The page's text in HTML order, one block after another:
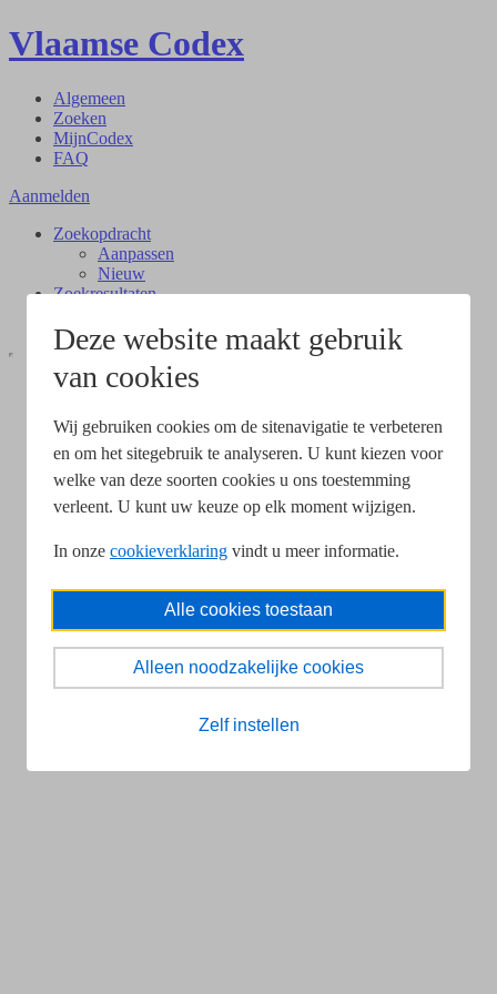
Deze website maakt gebruik
van cookies
Wij gebruiken cookies om de sitenavigatie te verbeteren
en om het sitegebruik te analyseren. U kunt kiezen voor
welke van deze soorten cookies u ons toestemming
verleent. U kunt uw keuze op elk moment wijzigen.
In onze cookieverklaring vindt u meer informatie.
Alle cookies toestaan
Alleen noodzakelijke cookies
Zelf instellen
Vlaamse Codex
Algemeen
Zoeken
MijnCodex
FAQ
Aanmelden
Zoekopdracht
Aanpassen
Nieuw
Zoekresultaten